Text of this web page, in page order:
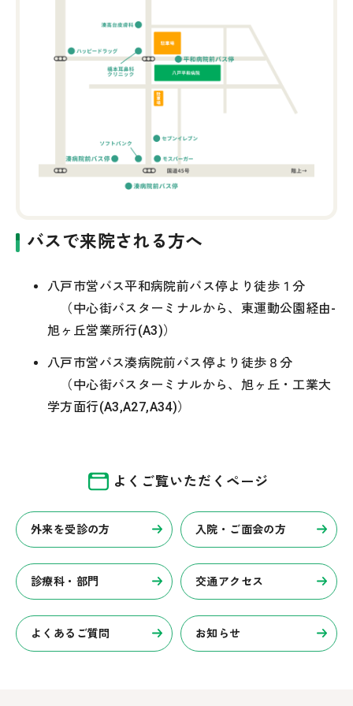
バスで来院される方へ
八戸市営バス平和病院前バス停より徒歩１分
（中心街バスターミナルから、東運動公園経由-
旭ヶ丘営業所行(A3)）
八戸市営バス湊病院前バス停より徒歩８分
（中心街バスターミナルから、旭ヶ丘・工業大
学方面行(A3,A27,A34)）
よくご覧いただくページ
外来を受診の方 入院・ご面会の方
診療科・部門 交通アクセス
よくあるご質問 お知らせ